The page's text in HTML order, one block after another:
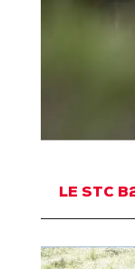
LE STC